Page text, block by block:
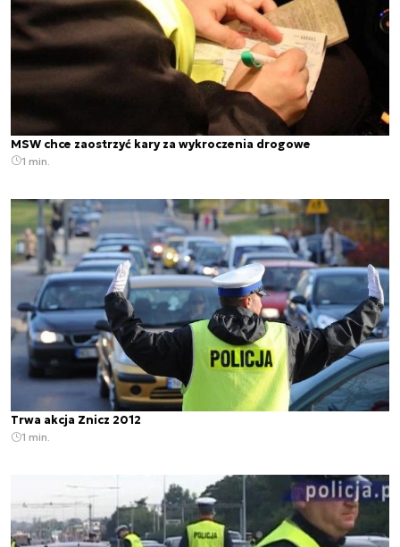
MSW chce zaostrzyć kary za wykroczenia drogowe
1 min.
Trwa akcja Znicz 2012
1 min.